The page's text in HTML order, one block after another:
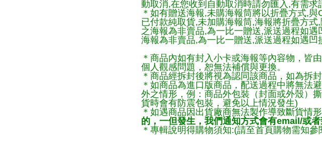
動取消,在您收到自動取消時請勿匯入,有需求
＊如有贈送海報,未購海報筒將以折疊方式,
已付款純取貨,未加購海報筒,海報將折疊方
之海報為非賣品,為一比一贈送,派送過程如
海報為非賣品,為一比一贈送,派送過程如遇凹
＊商品內如有封入小卡或海報等內容物，皆
個人觀感問題，恕無法補償與更換。
＊商品經拆封後將視為認同該商品，如為拆
＊如商品為進口版商品，配送過程中將無法
外之情形，例：商品外包裝（封面或外殼）
貨時會有防震包裝，避免以上情況發生)
＊如遇商品因出貨廠商無法製作導致斷貨情
的，一但發生，我們通知方式會有email/或
＊專輯說明得購物須知:(請至首頁購物需知參